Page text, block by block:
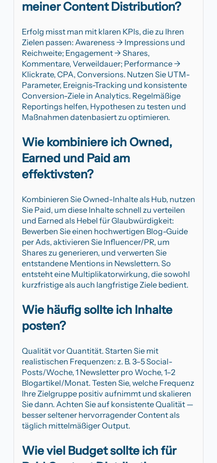
meiner Content Distribution?
Erfolg misst man mit klaren KPIs, die zu Ihren
Zielen passen: Awareness → Impressions und
Reichweite; Engagement → Shares,
Kommentare, Verweildauer; Performance →
Klickrate, CPA, Conversions. Nutzen Sie UTM-
Parameter, Ereignis-Tracking und konsistente
Conversion-Ziele in Analytics. Regelmäßige
Reportings helfen, Hypothesen zu testen und
Maßnahmen datenbasiert zu optimieren.
Wie kombiniere ich Owned,
Earned und Paid am
effektivsten?
Kombinieren Sie Owned-Inhalte als Hub, nutzen
Sie Paid, um diese Inhalte schnell zu verteilen
und Earned als Hebel für Glaubwürdigkeit:
Bewerben Sie einen hochwertigen Blog-Guide
per Ads, aktivieren Sie Influencer/PR, um
Shares zu generieren, und verwerten Sie
entstandene Mentions in Newslettern. So
entsteht eine Multiplikatorwirkung, die sowohl
kurzfristige als auch langfristige Ziele bedient.
Wie häufig sollte ich Inhalte
posten?
Qualität vor Quantität. Starten Sie mit
realistischen Frequenzen: z. B. 3–5 Social-
Posts/Woche, 1 Newsletter pro Woche, 1–2
Blogartikel/Monat. Testen Sie, welche Frequenz
Ihre Zielgruppe positiv aufnimmt und skalieren
Sie dann. Achten Sie auf konsistente Qualität —
besser seltener hervorragender Content als
täglich mittelmäßiger Output.
Wie viel Budget sollte ich für